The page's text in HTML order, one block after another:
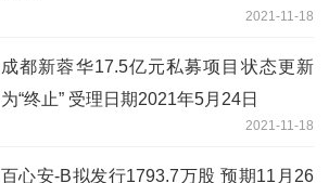
2021-11-18
成都新蓉华17.5亿元私募项目状态更新
为“终止” 受理日期2021年5月24日
2021-11-18
百心安-B拟发行1793.7万股 预期11月26